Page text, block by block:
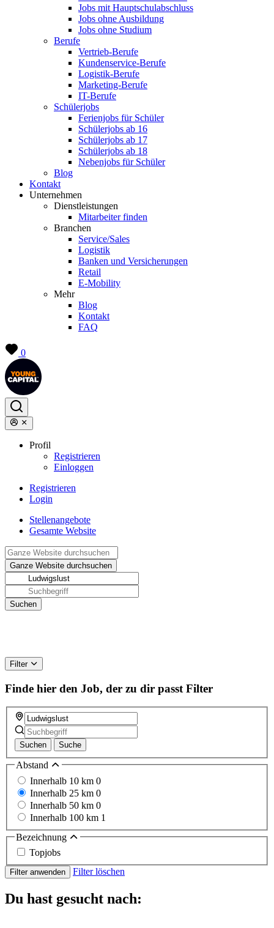
Jobs mit Hauptschulabschluss
Jobs ohne Ausbildung
Jobs ohne Studium
Berufe
Vertrieb-Berufe
Kundenservice-Berufe
Logistik-Berufe
Marketing-Berufe
IT-Berufe
Schülerjobs
Ferienjobs für Schüler
Schülerjobs ab 16
Schülerjobs ab 17
Schülerjobs ab 18
Nebenjobs für Schüler
Blog
Kontakt
Unternehmen
Dienstleistungen
Mitarbeiter finden
Branchen
Service/Sales
Logistik
Banken und Versicherungen
Retail
E-Mobility
Mehr
Blog
Kontakt
FAQ
0
Profil
Registrieren
Einloggen
Registrieren
Login
Stellenangebote
Gesamte Website
Filter
Finde hier den Job, der zu dir passt Filter
Suchen Suche
Abstand
Innerhalb 10 km 0
Innerhalb 25 km 0
Innerhalb 50 km 0
Innerhalb 100 km 1
Bezeichnung
Topjobs
Filter anwenden Filter löschen
Du hast gesucht nach: